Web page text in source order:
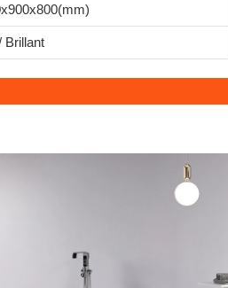
Brillant